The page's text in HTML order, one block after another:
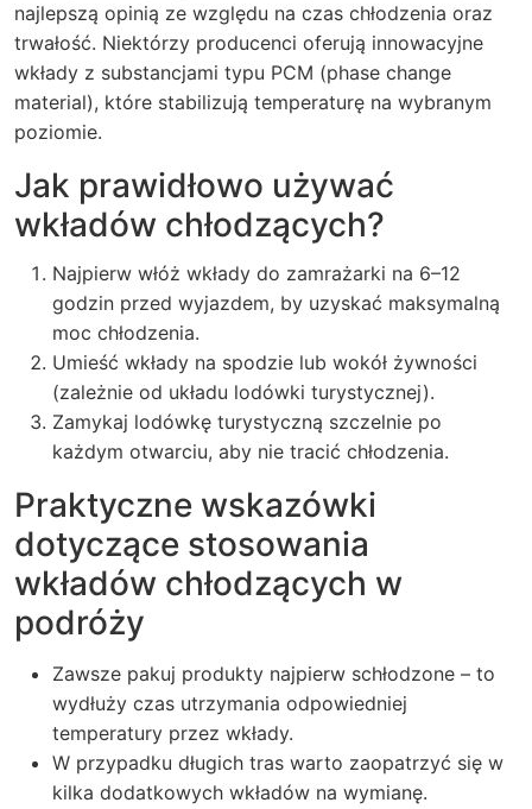
najlepszą opinią ze względu na czas chłodzenia oraz
trwałość. Niektórzy producenci oferują innowacyjne
wkłady z substancjami typu PCM (phase change
material), które stabilizują temperaturę na wybranym
poziomie.
Jak prawidłowo używać
wkładów chłodzących?
Najpierw włóż wkłady do zamrażarki na 6–12
godzin przed wyjazdem, by uzyskać maksymalną
moc chłodzenia.
Umieść wkłady na spodzie lub wokół żywności
(zależnie od układu lodówki turystycznej).
Zamykaj lodówkę turystyczną szczelnie po
każdym otwarciu, aby nie tracić chłodzenia.
Praktyczne wskazówki
dotyczące stosowania
wkładów chłodzących w
podróży
Zawsze pakuj produkty najpierw schłodzone – to
wydłuży czas utrzymania odpowiedniej
temperatury przez wkłady.
W przypadku długich tras warto zaopatrzyć się w
kilka dodatkowych wkładów na wymianę.